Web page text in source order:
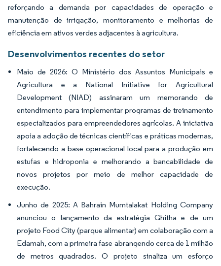
reforçando a demanda por capacidades de operação e
manutenção de irrigação, monitoramento e melhorias de
eficiência em ativos verdes adjacentes à agricultura.
Desenvolvimentos recentes do setor
Maio de 2026: O Ministério dos Assuntos Municipais e
Agricultura e a National Initiative for Agricultural
Development (NIAD) assinaram um memorando de
entendimento para implementar programas de treinamento
especializados para empreendedores agrícolas. A iniciativa
apoia a adoção de técnicas científicas e práticas modernas,
fortalecendo a base operacional local para a produção em
estufas e hidroponia e melhorando a bancabilidade de
novos projetos por meio de melhor capacidade de
execução.
Junho de 2025: A Bahrain Mumtalakat Holding Company
anunciou o lançamento da estratégia Ghitha e de um
projeto Food City (parque alimentar) em colaboração com a
Edamah, com a primeira fase abrangendo cerca de 1 milhão
de metros quadrados. O projeto sinaliza um esforço